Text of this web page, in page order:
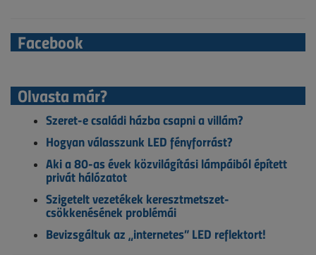
Facebook
Olvasta már?
Szeret-e családi házba csapni a villám?
Hogyan válasszunk LED fényforrást?
Aki a 80-as évek közvilágítási lámpáiból épített
privát hálózatot
Szigetelt vezetékek keresztmetszet-
csökkenésének problémái
Bevizsgáltuk az „internetes” LED reflektort!